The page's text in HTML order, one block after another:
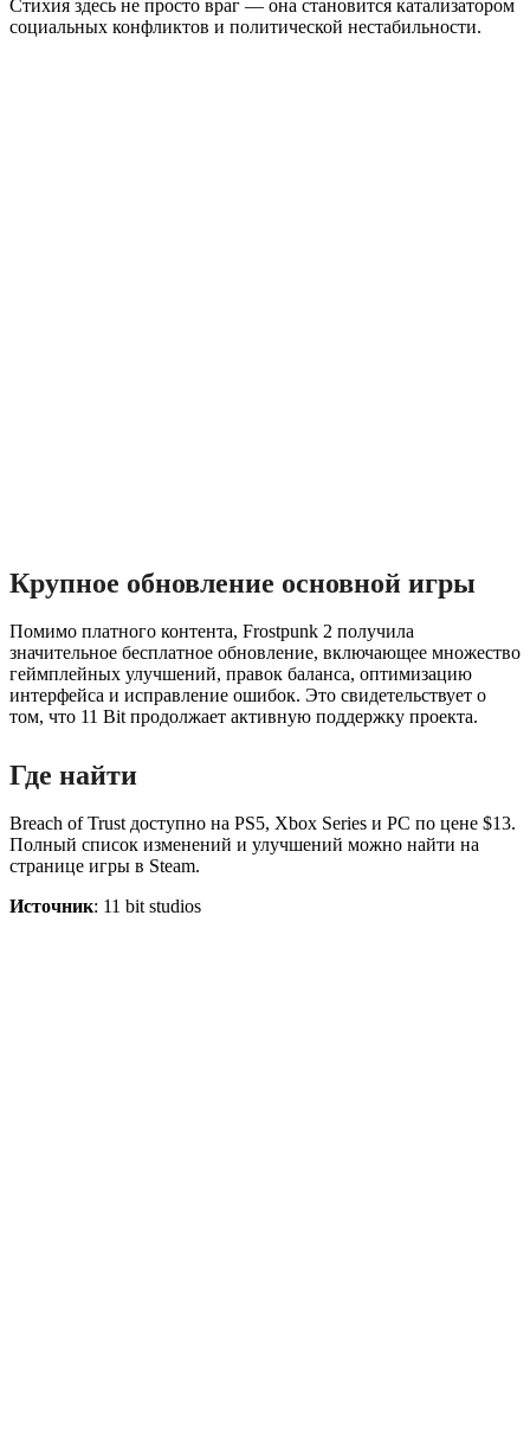
Стихия здесь не просто враг — она становится катализатором
социальных конфликтов и политической нестабильности.
Крупное обновление основной игры
Помимо платного контента, Frostpunk 2 получила
значительное бесплатное обновление, включающее множество
геймплейных улучшений, правок баланса, оптимизацию
интерфейса и исправление ошибок. Это свидетельствует о
том, что 11 Bit продолжает активную поддержку проекта.
Где найти
Breach of Trust доступно на PS5, Xbox Series и PC по цене $13.
Полный список изменений и улучшений можно найти на
странице игры в Steam.
Источник: 11 bit studios